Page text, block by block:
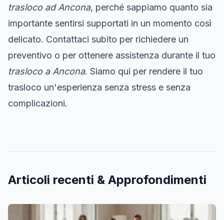
trasloco ad Ancona, perché sappiamo quanto sia
importante sentirsi supportati in un momento così
delicato. Contattaci subito per richiedere un
preventivo o per ottenere assistenza durante il tuo
trasloco a Ancona. Siamo qui per rendere il tuo
trasloco un'esperienza senza stress e senza
complicazioni.
Articoli recenti & Approfondimenti